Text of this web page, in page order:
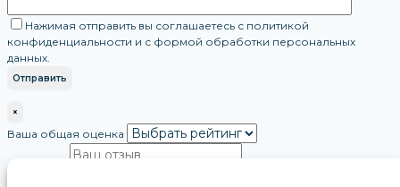
Нажимая отправить вы соглашаетесь с политикой
конфиденциальности и с формой обработки персональных
данных.
×
Ваша общая оценка